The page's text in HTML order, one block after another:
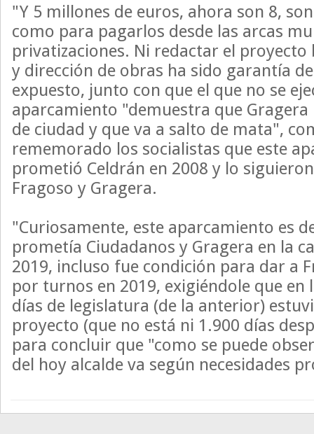
"Y 5 millones de euros, ahora son 8,
como para pagarlos desde las arcas
privatizaciones. Ni redactar el proyecto
y dirección de obras ha sido garantía
expuesto, junto con que el que no se
aparcamiento "demuestra que
de ciudad y que va a salto de mata",
rememorado los socialistas que este
prometió Celdrán en 2008 y lo
Fragoso y Gragera.
"Curiosamente, este aparcamiento es
prometía Ciudadanos y Gragera en la
2019, incluso fue condición para dar a
por turnos en 2019, exigiéndole que en
días de legislatura (de la anterior)
proyecto (que no está ni 1.900 días
para concluir que "como se puede
del hoy alcalde va según necesidades